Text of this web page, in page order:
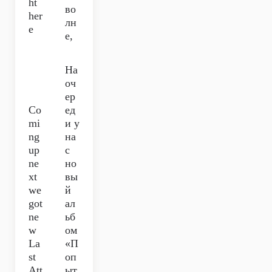
ht
her
e
во
лн
е,
Co
mi
ng
up
ne
xt
we
got
ne
w
La
st
На
оч
ер
ед
и у
на
с
но
вы
й
ал
ьб
ом
«П
оп